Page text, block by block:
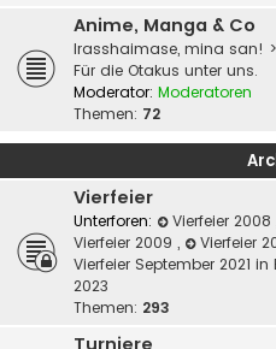
Anime, Manga & Co
Irasshaimase, mina san!
Für die Otakus unter uns.
Moderator: Moderatoren
Themen: 72
Vierfeier
Unterforen: Vierfeier 2008
Vierfeier 2009 , Vierfeier
Vierfeier September 2021 in
2023
Themen: 293
Turniere